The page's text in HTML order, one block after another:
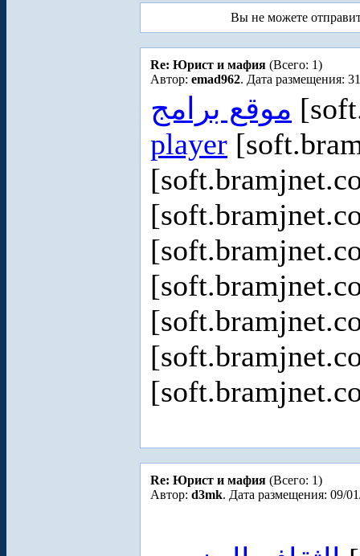
Вы не можете
Re: Юрист и мафия (Всего: 1)
Автор: emad962. Дата размещения:
موقع برامج
player
Re: Юрист и мафия (Всего: 1)
Автор: d3mk. Дата размещения: 09/